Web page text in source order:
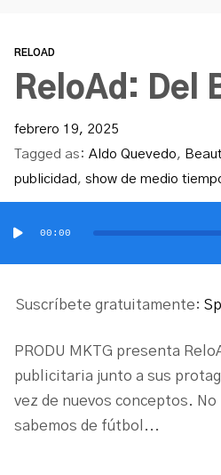
RELOAD
ReloAd: Del
febrero 19, 2025
Tagged as: Aldo Quevedo,
publicidad , show de medio
00:00
Suscríbete gratuitamente:
PRODU MKTG presenta
publicitaria junto a sus
vez de nuevos conceptos.
sabemos de fútbol...